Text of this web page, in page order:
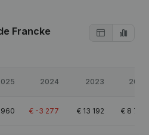
Francke
2024 2023 2022
€ -3 277 € 13 192 € 8 766